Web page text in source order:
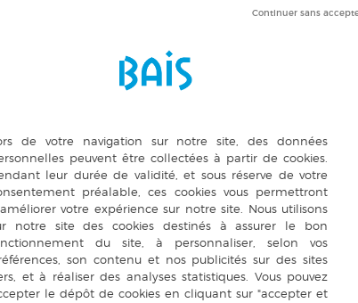
ORGANISATEUR
US BAIS (Laurent LIGER)
Téléphone
02 99 76 55 74